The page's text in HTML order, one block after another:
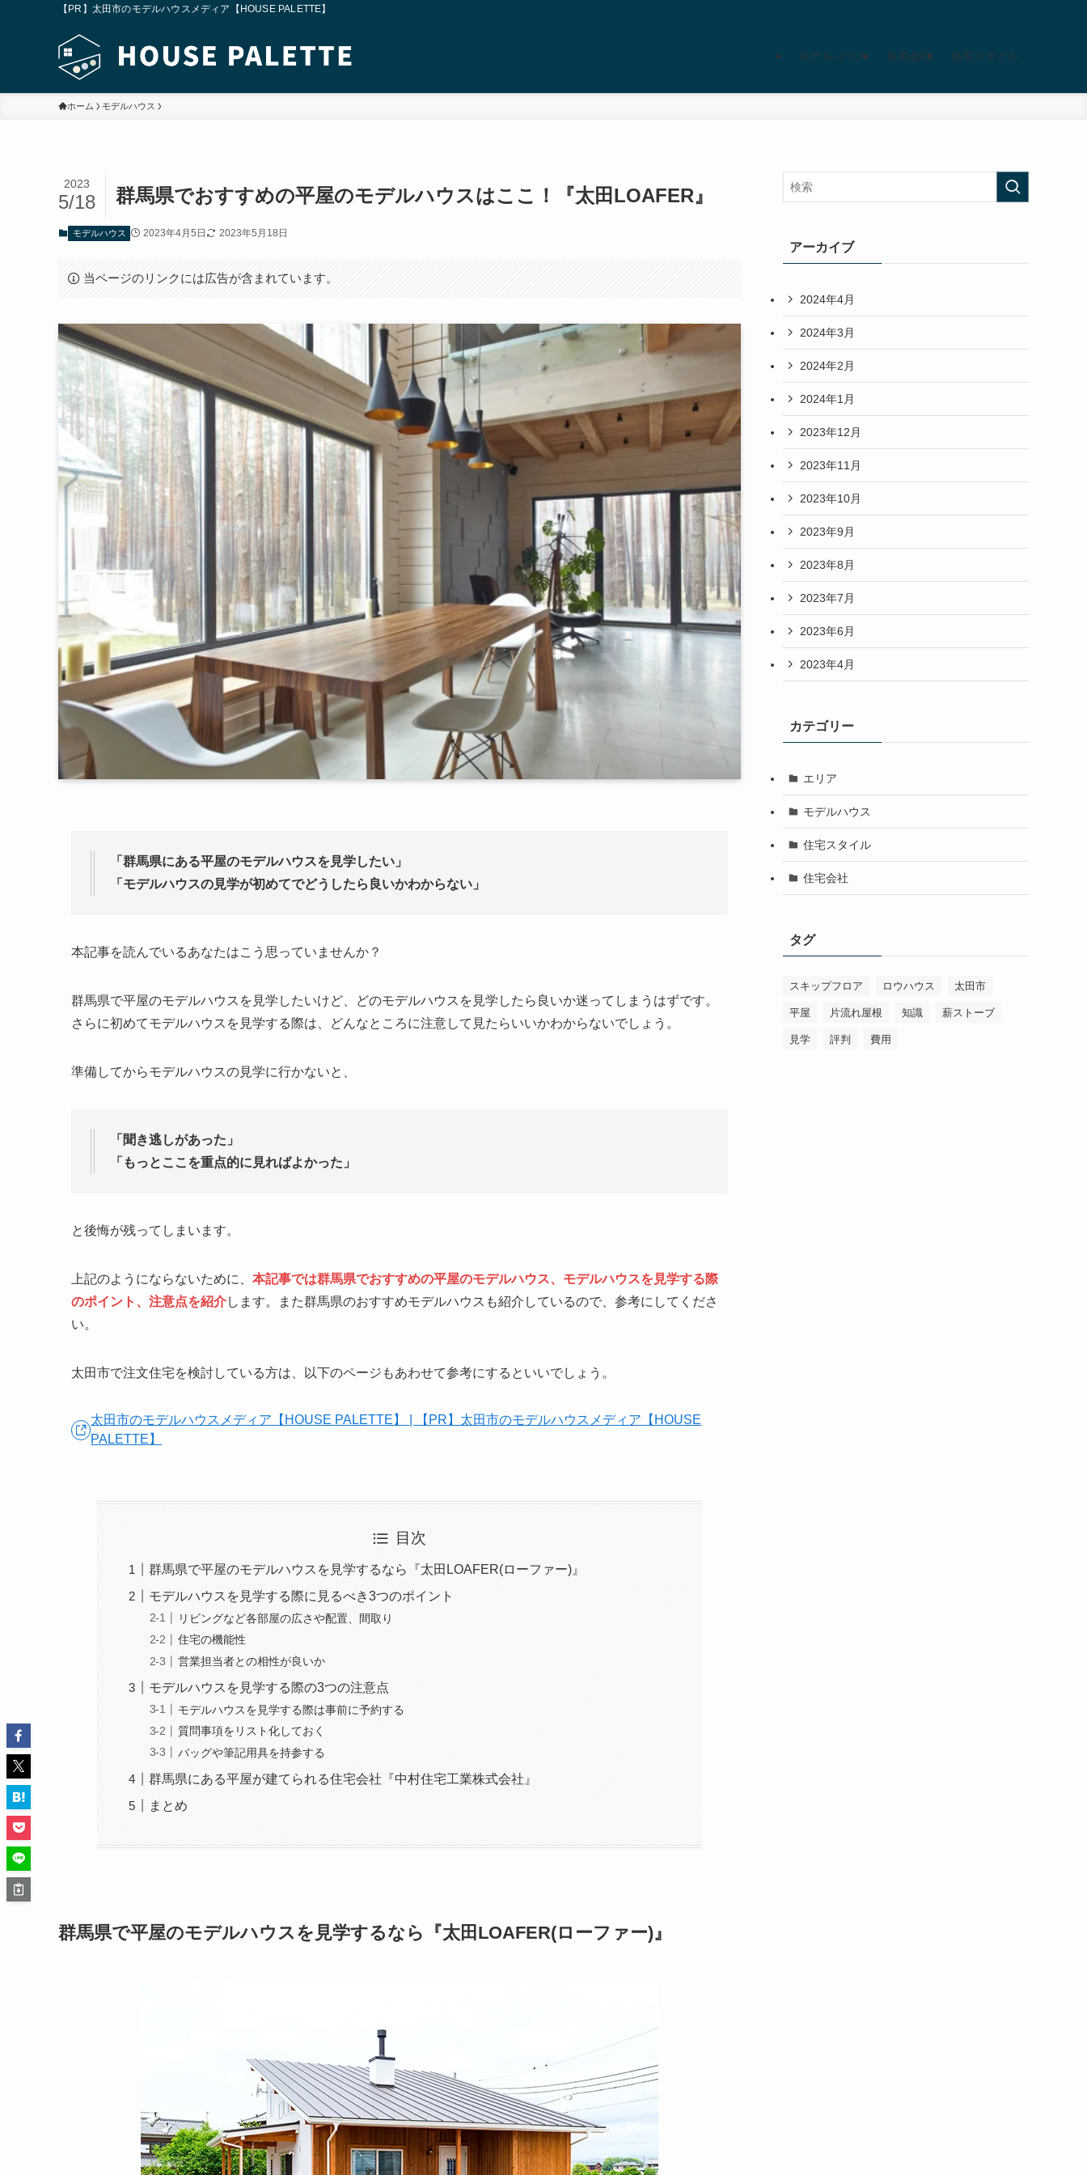
【PR】太田市のモデルハウスメディア【HOUSE PALETTE】
モデルハウス 住宅会社 住宅スタイル
ホーム モデルハウス
群馬県でおすすめの平屋のモデルハウスはここ！『太田LOAFER』
2023
5/18
モデルハウス 2023年4月5日 2023年5月18日
当ページのリンクには広告が含まれています。
「群馬県にある平屋のモデルハウスを見学したい」
「モデルハウスの見学が初めてでどうしたら良いかわからない」
本記事を読んでいるあなたはこう思っていませんか？
群馬県で平屋のモデルハウスを見学したいけど、どのモデルハウスを見学したら良いか迷ってしまうはずです。
さらに初めてモデルハウスを見学する際は、どんなところに注意して見たらいいかわからないでしょう。
準備してからモデルハウスの見学に行かないと、
「聞き逃しがあった」
「もっとここを重点的に見ればよかった」
と後悔が残ってしまいます。
上記のようにならないために、 本記事では群馬県でおすすめの平屋のモデルハウス、モデルハウスを見学する際
のポイント、注意点を紹介します。また群馬県のおすすめモデルハウスも紹介しているので、参考にしてくださ
い。
太田市で注文住宅を検討している方は、以下のページもあわせて参考にするといいでしょう。
太田市のモデルハウスメディア【HOUSE PALETTE】 | 【PR】太田市のモデルハウスメディア【HOUSE
PALETTE】
目次
群馬県で平屋のモデルハウスを見学するなら『太田LOAFER(ローファー)』
モデルハウスを見学する際に見るべき3つのポイント
リビングなど各部屋の広さや配置、間取り
住宅の機能性
営業担当者との相性が良いか
モデルハウスを見学する際の3つの注意点
モデルハウスを見学する際は事前に予約する
質問事項をリスト化しておく
バッグや筆記用具を持参する
群馬県にある平屋が建てられる住宅会社『中村住宅工業株式会社』
まとめ
群馬県で平屋のモデルハウスを見学するなら『太田LOAFER(ローファー)』
アーカイブ
2024年4月
2024年3月
2024年2月
2024年1月
2023年12月
2023年11月
2023年10月
2023年9月
2023年8月
2023年7月
2023年6月
2023年4月
カテゴリー
エリア
モデルハウス
住宅スタイル
住宅会社
タグ
スキップフロア ロウハウス 太田市
平屋 片流れ屋根 知識 薪ストーブ
見学 評判 費用